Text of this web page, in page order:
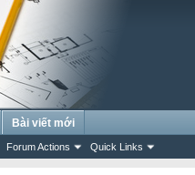
Forum Actions Quick Links
Bài viết mới